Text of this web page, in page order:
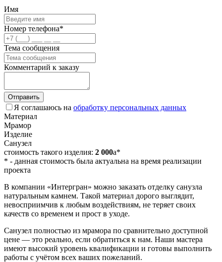
Имя
Номер телефона*
Тема сообщения
Комментарий к заказу
Отправить
Я соглашаюсь на обработку персональных данных
Материал
Мрамор
Изделие
Санузел
стоимость такого изделия: 2 000a*
* - данная стоимость была актуальна на время реализации
проекта
В компании «Интергран» можно заказать отделку санузла
натуральным камнем. Такой материал дорого выглядит,
невосприимчив к любым воздействиям, не теряет своих
качеств со временем и прост в уходе.
Санузел полностью из мрамора по сравнительно доступной
цене — это реально, если обратиться к нам. Наши мастера
имеют высокий уровень квалификации и готовы выполнить
работы с учётом всех ваших пожеланий.